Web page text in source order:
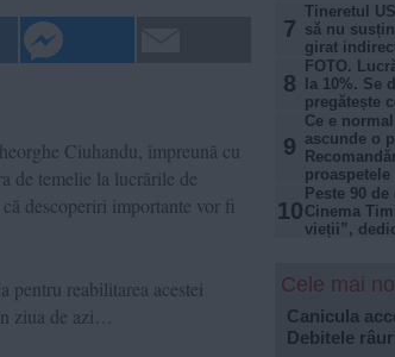
Ciuhandu, împreună cu
de temelie la lucrările de
descoperiri importante vor fi
pentru reabilitarea acestei
ziua de azi…
7
Tineretul
să nu
girat
8
FOTO.
la 10%. Se
pregătește
9
Ce e
ascunde o
proaspetele
10
Peste 90
Cinema
vieții”,
Cele mai
Canicula
Debitele